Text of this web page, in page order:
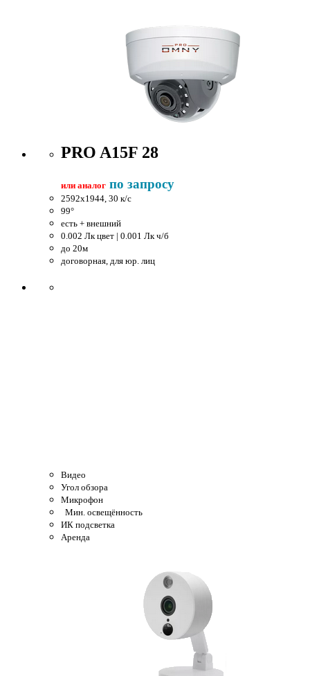
PRO A15F 28
или аналог по запросу
2592x1944, 30 к/c
99°
есть + внешний
0.002 Лк цвет | 0.001 Лк ч/б
до 20м
договорная, для юр. лиц
Видео
Угол обзора
Микрофон
Мин. освещённость
ИК подсветка
Аренда